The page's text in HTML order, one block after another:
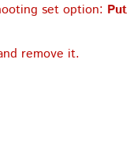
set option: Put
remove it.